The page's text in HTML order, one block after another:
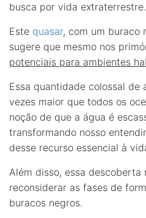
busca por vida extraterrestre.
Este quasar, com um buraco
sugere que mesmo nos
potenciais para ambientes
Essa quantidade colossal de
vezes maior que todos os
noção de que a água é
transformando nosso
desse recurso essencial à
Além disso, essa descoberta
reconsiderar as fases de
buracos negros.